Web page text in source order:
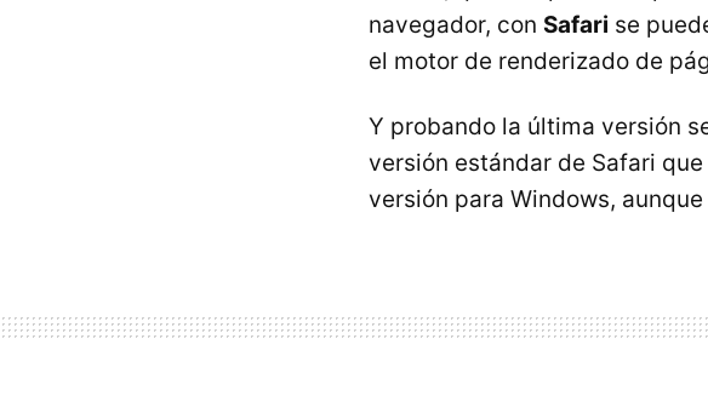
navegador, con Safari se
el motor de renderizado de
Y probando la última versión
versión estándar de Safari
versión para Windows,